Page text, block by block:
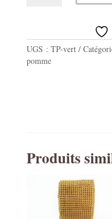
UGS : TP-vert
pomme
Produits